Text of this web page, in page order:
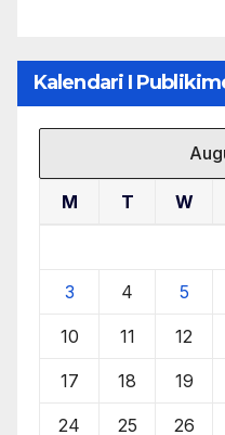
Kalendari I
M T W
3 4 5
10 11 12
17 18 19
24 25 26